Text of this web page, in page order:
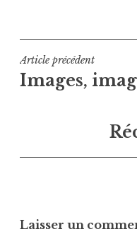
Navigation
de
Article précédent
Images,
Laisser un